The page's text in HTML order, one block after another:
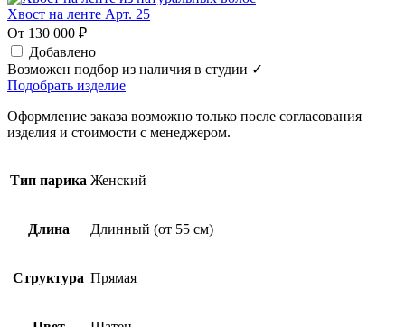
Хвост на ленте Арт. 25
От 130 000 ₽
Добавлено
Возможен подбор из наличия в студии ✓
Подобрать изделие
Оформление заказа возможно только после согласования
изделия и стоимости с менеджером.
Тип парика Женский
Длина Длинный (от 55 см)
Структура Прямая